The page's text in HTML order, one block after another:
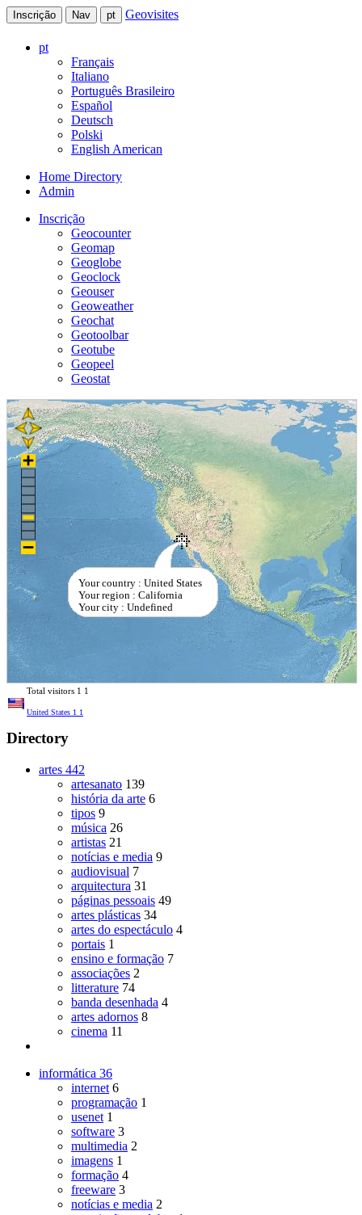
Inscrição Nav pt Geovisites
pt
Français
Italiano
Português Brasileiro
Español
Deutsch
Polski
English American
Home Directory
Admin
Inscrição
Geocounter
Geomap
Geoglobe
Geoclock
Geouser
Geoweather
Geochat
Geotoolbar
Geotube
Geopeel
Geostat
Your country : United States
Your region : California
Your city : Undefined
Total visitors 1 1
United States 1 1
Directory
artes 442
artesanato 139
história da arte 6
tipos 9
música 26
artistas 21
notícias e media 9
audiovisual 7
arquitectura 31
páginas pessoais 49
artes plásticas 34
artes do espectáculo 4
portais 1
ensino e formação 7
associações 2
litterature 74
banda desenhada 4
artes adornos 8
cinema 11
informática 36
internet 6
programação 1
usenet 1
software 3
multimedia 2
imagens 1
formação 4
freeware 3
notícias e media 2